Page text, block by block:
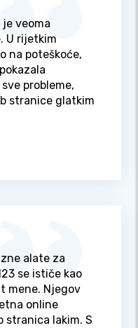
je veoma
U rijetkim
na poteškoće,
probleme,
stranice glatkim
alate za
se ističe kao
mene. Njegov
online
stranica lakim. S